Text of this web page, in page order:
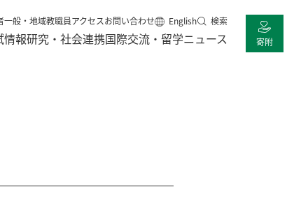
情報研究・社会連携国際交流・留学ニュース
一般・地域教職員アクセスお問い合わせ
English
寄附
検索